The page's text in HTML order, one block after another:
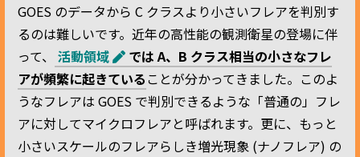
GOES のデータから C クラスより小さいフレアを判別す
るのは難しいです。近年の高性能の観測衛星の登場に伴
って、
活動領域
では A、B クラス相当の小さなフレ
アが頻繁に起きていることが分かってきました。このよ
うなフレアは GOES で判別できるような「普通の」フレ
アに対してマイクロフレアと呼ばれます。更に、もっと
小さいスケールのフレアらしき増光現象 (ナノフレア) の